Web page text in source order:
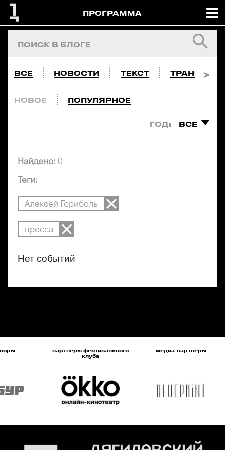
ПРОГРАММА
ВСЕ НОВОСТИ ТЕКСТ
НОВОЕ ПОПУЛЯРНОЕ
ГОД: ВСЕ
Найдено: 0
Теги:
Алексей Гориболь
пресса
Нет событий
партнеры фестивального
клуба
медиа-партнеры